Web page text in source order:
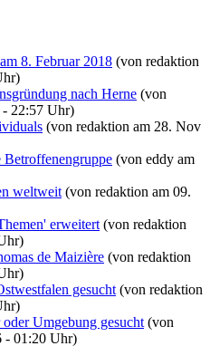
8. Februar 2018 (von redaktion
nach Herne (von
- 22:57 Uhr)
(von redaktion am 28. Nov
(von eddy am
weltweit (von redaktion am 09.
erweitert (von redaktion
de Maizière (von redaktion
gesucht (von redaktion
Umgebung gesucht (von
- 01:20 Uhr)